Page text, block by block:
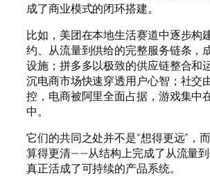
成了商业模式的闭环搭建。
比如，美团在本地生活赛道中逐步构
约、从流量到供给的完整服务链条，
设施；拼多多以极致的供应链整合和
沉电商市场快速穿透用户心智；社交
控，电商被阿里全面占据，游戏集中
中。
它们的共同之处并不是“想得更远”，
算得更清——从结构上完成了从流量到
真正活成了可持续的产品系统。